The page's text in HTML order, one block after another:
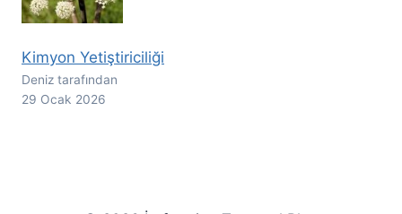
Kimyon Yetiştiriciliği
Deniz tarafından
29 Ocak 2026